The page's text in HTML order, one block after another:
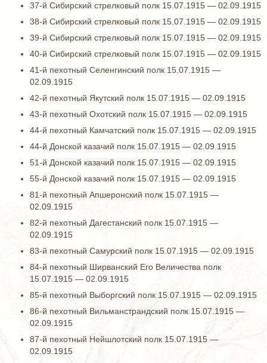
37-й Сибирский стрелковый полк 15.07.1915 — 02.09.1915
38-й Сибирский стрелковый полк 15.07.1915 — 02.09.1915
39-й Сибирский стрелковый полк 15.07.1915 — 02.09.1915
40-й Сибирский стрелковый полк 15.07.1915 — 02.09.1915
41-й пехотный Селенгинский полк 15.07.1915 —
02.09.1915
42-й пехотный Якутский полк 15.07.1915 — 02.09.1915
43-й пехотный Охотский полк 15.07.1915 — 02.09.1915
44-й пехотный Камчатский полк 15.07.1915 — 02.09.1915
44-й Донской казачий полк 15.07.1915 — 02.09.1915
51-й Донской казачий полк 15.07.1915 — 02.09.1915
55-й Донской казачий полк 15.07.1915 — 02.09.1915
81-й пехотный Апшеронский полк 15.07.1915 —
02.09.1915
82-й пехотный Дагестанский полк 15.07.1915 —
02.09.1915
83-й пехотный Самурский полк 15.07.1915 — 02.09.1915
84-й пехотный Ширванский Его Величества полк
15.07.1915 — 02.09.1915
85-й пехотный Выборгский полк 15.07.1915 — 02.09.1915
86-й пехотный Вильманстрандский полк 15.07.1915 —
02.09.1915
87-й пехотный Нейшлотский полк 15.07.1915 —
02.09.1915